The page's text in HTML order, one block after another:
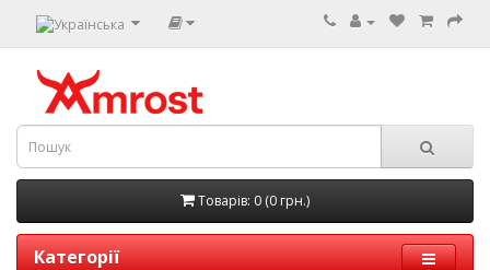
Товарів: 0 (0 грн.)
Категорії